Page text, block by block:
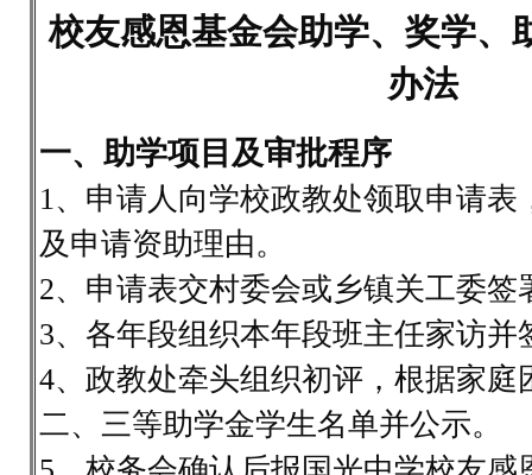
校友感恩基金会助学、奖学、
办法
一、助学项目及审批程序
1、申请人向学校政教处领取申请表
及申请资助理由。
2、申请表交村委会或乡镇关工委签
3、各年段组织本年段班主任家访并
4、政教处牵头组织初评，根据家庭
二、三等助学金学生名单并公示。